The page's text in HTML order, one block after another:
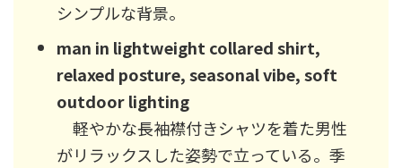
シンプルな背景。
man in lightweight collared shirt,
relaxed posture, seasonal vibe, soft
outdoor lighting
軽やかな長袖襟付きシャツを着た男性
がリラックスした姿勢で立っている。季